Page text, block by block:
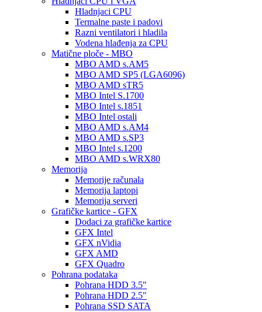
Hladnjaci CPU
Termalne paste i padovi
Razni ventilatori i hladila
Vodena hlađenja za CPU
Matične ploče - MBO
MBO AMD s.AM5
MBO AMD SP5 (LGA6096)
MBO AMD sTR5
MBO Intel S.1700
MBO Intel s.1851
MBO Intel ostali
MBO AMD s.AM4
MBO AMD s.SP3
MBO Intel s.1200
MBO AMD s.WRX80
Memorija
Memorije računala
Memorija laptopi
Memorija serveri
Grafičke kartice - GFX
Dodaci za grafičke kartice
GFX Intel
GFX nVidia
GFX AMD
GFX Quadro
Pohrana podataka
Pohrana HDD 3.5"
Pohrana HDD 2.5"
Pohrana SSD SATA